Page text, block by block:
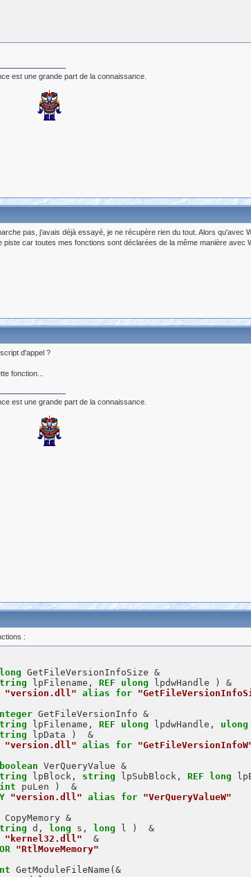
est une grande part de la connaissance.
pas, j'avais déjà essayé, je ne récupère rien du tout. Alors qu'avec
piste car toutes mes fonctions sont déclarées de la même manière avec
d'appel ?
fonction...
est une grande part de la connaissance.
:
GetFileVersionInfoSize &
lpFilename, REF ulong lpdwHandle ) &
"version.dll" alias for
GetFileVersionInfo &
lpFilename, REF ulong lpdwHandle, ulong
lpData )  &
"version.dll" alias for
boolean VerQueryValue &
lpBlock, string lpSubBlock, REF long
puLen )  &
"version.dll" alias for "VerQueryValueW"
CopyMemory &
d, long s, long l )  &
"kernel32.dll"
  &
"RtlMoveMemory"
GetModuleFileName(&